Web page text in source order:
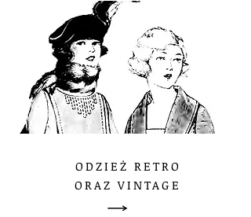
ODZIEŻ RETRO
ORAZ VINTAGE